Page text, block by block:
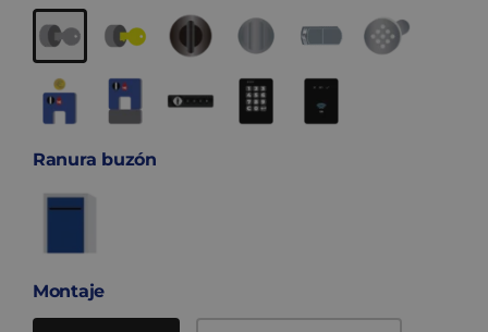
Ranura buzón
Montaje